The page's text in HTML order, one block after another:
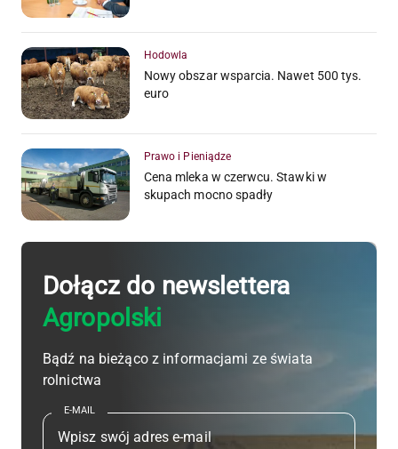
Hodowla
Nowy obszar wsparcia. Nawet 500 tys.
euro
Prawo i Pieniądze
Cena mleka w czerwcu. Stawki w
skupach mocno spadły
Dołącz do newslettera
Agropolski
Bądź na bieżąco z informacjami ze świata
rolnictwa
E-MAIL